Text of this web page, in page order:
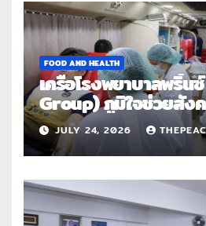
FOOD AND HEALTH
เครือโรงพยาบาลพริ้น
Group) ภูมิใจช่วยสั
ใหญ่ระดับประเทศ
สานต่อการให้ไม่สิ้นสุด”
JULY 24, 2026